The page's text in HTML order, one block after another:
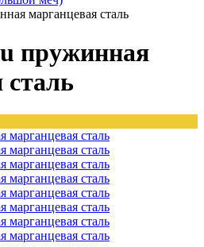
марганцевая сталь
пружинная
сталь